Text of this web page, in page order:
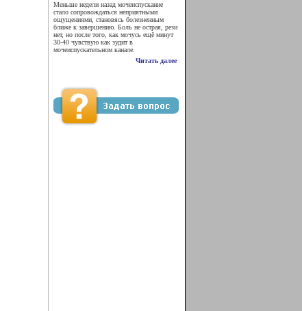
Меньше недели назад мочеиспускание
стало сопровождаться неприятными
ощущениями, становясь болезненным
ближе к завершению. Боль не острая, рези
нет, но после того, как мочусь ещё минут
30-40 чувствую как зудит в
мочеиспускательном канале.
Читать далее